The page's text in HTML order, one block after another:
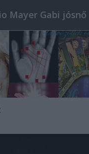
Mayer Gabi jósnő